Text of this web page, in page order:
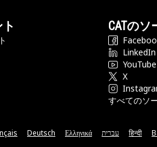
CATの
LinkedIn
YouTube
X
すべてのソ
Deutsch Ελληνικά עברית हिन्दी